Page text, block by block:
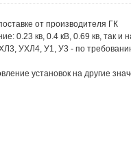
от производителя ГК
0.23 кв, 0.4 кВ, 0.69 кв, так и
УХЛ4, У1, У3 - по
установок на другие